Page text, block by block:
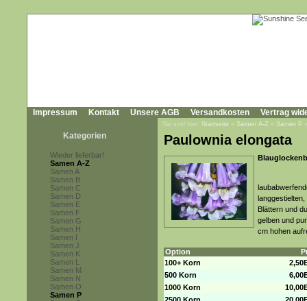
Impressum Kontakt Unsere AGB Versandkosten Vertrag
Kategorien
Wieder lieferbar!
Samen A-Z
Samen A
Samen B
Samen C
Samen D
Samen E
Samen F
Samen G
Samen H
Samen I
Samen J
Samen K
Samen L
Samen M
Samen N
Samen O
Samen P
Sie sind hier: Startseite » Samen A-Z » Samen P
Paulownia elongata
Blättern und
gelben und
cm hohen
Option
100+ Korn
500 Korn
1000 Korn